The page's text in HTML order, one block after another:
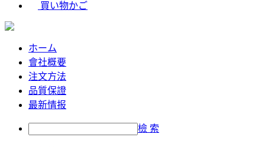
買い物かご
ホーム
會社概要
注文方法
品質保證
最新情报
檢 索